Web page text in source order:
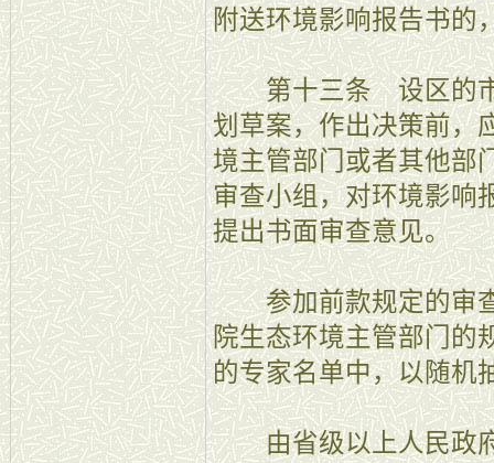
附送环境影响报告书的
第十三条 设区的市
划草案，作出决策前，
境主管部门或者其他部
审查小组，对环境影响
提出书面审查意见。
参加前款规定的审查
院生态环境主管部门的
的专家名单中，以随机
由省级以上人民政府